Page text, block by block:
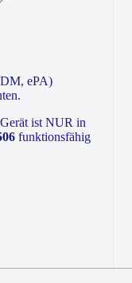
ePA)
ist NUR in
funktionsfähig